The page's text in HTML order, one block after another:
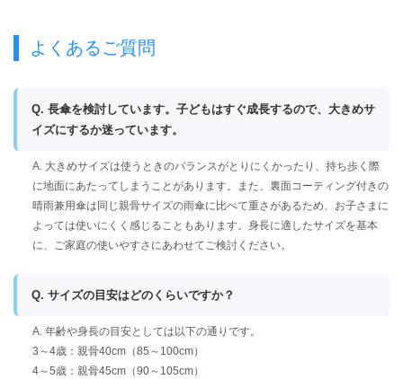
よくあるご質問
Q. 長傘を検討しています。子どもはすぐ成長するので、大きめサ
イズにするか迷っています。
A. 大きめサイズは使うときのバランスがとりにくかったり、持ち歩く際
に地面にあたってしまうことがあります。また、裏面コーティング付きの
晴雨兼用傘は同じ親骨サイズの雨傘に比べて重さがあるため、お子さまに
よっては使いにくく感じることもあります。身長に適したサイズを基本
に、ご家庭の使いやすさにあわせてご検討ください。
Q. サイズの目安はどのくらいですか？
A. 年齢や身長の目安としては以下の通りです。
3～4歳：親骨40cm（85～100cm）
4～5歳：親骨45cm（90～105cm）